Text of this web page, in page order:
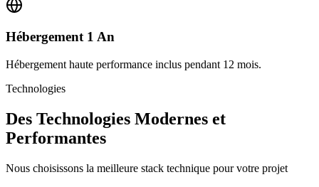
Hébergement 1 An
Hébergement haute performance inclus pendant 12 mois.
Technologies
Des Technologies Modernes et
Performantes
Nous choisissons la meilleure stack technique pour votre projet